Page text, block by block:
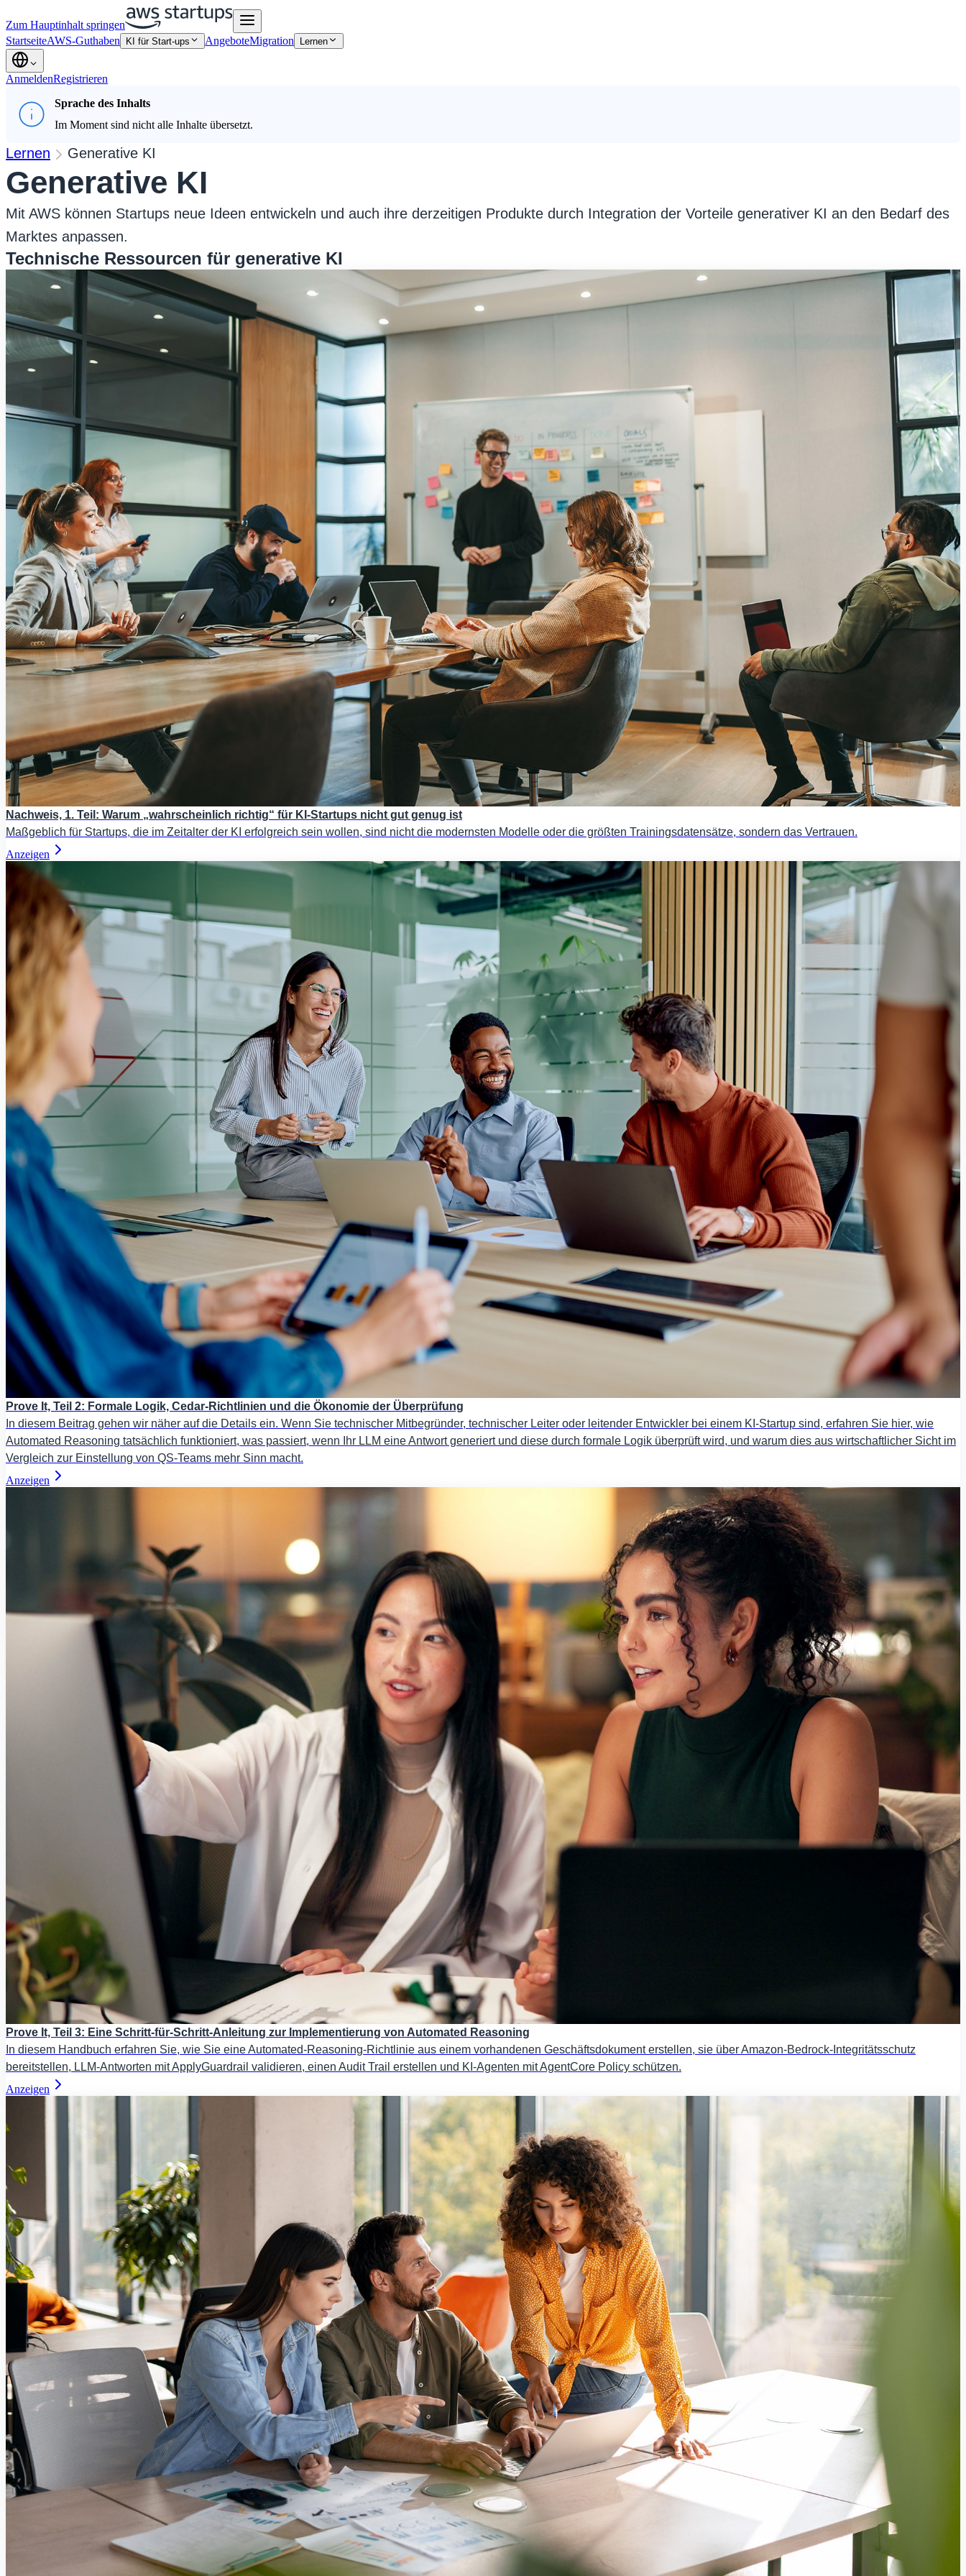
Zum Hauptinhalt springen
StartseiteAWS-Guthaben KI für Start-ups AngeboteMigration Lernen
AnmeldenRegistrieren
Sprache des Inhalts
Im Moment sind nicht alle Inhalte übersetzt.
Lernen Generative KI
Generative KI
Mit AWS können Startups neue Ideen entwickeln und auch ihre derzeitigen Produkte durch Integration der Vorteile generativer KI an den Bedarf des
Marktes anpassen.
Technische Ressourcen für generative KI
Nachweis, 1. Teil: Warum „wahrscheinlich richtig“ für KI-Startups nicht gut genug ist
Maßgeblich für Startups, die im Zeitalter der KI erfolgreich sein wollen, sind nicht die modernsten Modelle oder die größten Trainingsdatensätze, sondern das Vertrauen.
Anzeigen
Prove It, Teil 2: Formale Logik, Cedar-Richtlinien und die Ökonomie der Überprüfung
In diesem Beitrag gehen wir näher auf die Details ein. Wenn Sie technischer Mitbegründer, technischer Leiter oder leitender Entwickler bei einem KI-Startup sind, erfahren Sie hier, wie
Automated Reasoning tatsächlich funktioniert, was passiert, wenn Ihr LLM eine Antwort generiert und diese durch formale Logik überprüft wird, und warum dies aus wirtschaftlicher Sicht im
Vergleich zur Einstellung von QS-Teams mehr Sinn macht.
Anzeigen
Prove It, Teil 3: Eine Schritt-für-Schritt-Anleitung zur Implementierung von Automated Reasoning
In diesem Handbuch erfahren Sie, wie Sie eine Automated-Reasoning-Richtlinie aus einem vorhandenen Geschäftsdokument erstellen, sie über Amazon-Bedrock-Integritätsschutz
bereitstellen, LLM-Antworten mit ApplyGuardrail validieren, einen Audit Trail erstellen und KI-Agenten mit AgentCore Policy schützen.
Anzeigen